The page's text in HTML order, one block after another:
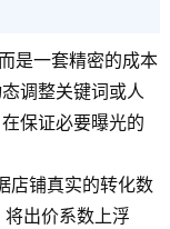
是一套精密的成本
调整关键词或人
保证必要曝光的
店铺真实的转化数
出价系数上浮